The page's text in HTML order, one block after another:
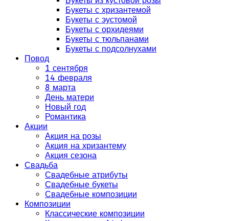
Букеты с хризантемой
Букеты с эустомой
Букеты с орхидеями
Букеты с тюльпанами
Букеты с подсолнухами
Повод
1 сентября
14 февраля
8 марта
День матери
Новый год
Романтика
Акции
Акция на розы
Акция на хризантему
Акция сезона
Свадьба
Свадебные атрибуты
Свадебные букеты
Свадебные композиции
Композиции
Классические композиции